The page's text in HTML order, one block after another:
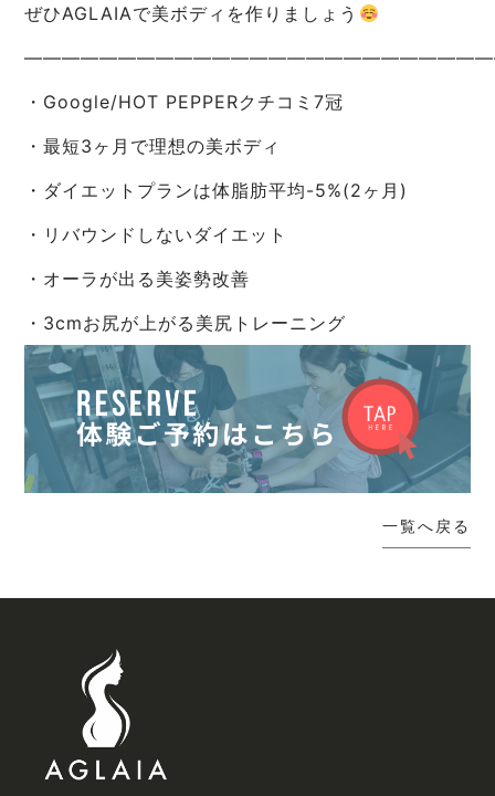
ぜひAGLAIAで美ボディを作りましょう
・Google/HOT PEPPERクチコミ7冠
・最短3ヶ月で理想の美ボディ
・ダイエットプランは体脂肪平均-5%(2ヶ月)
・リバウンドしないダイエット
・オーラが出る美姿勢改善
・3cmお尻が上がる美尻トレーニング
一覧へ戻る